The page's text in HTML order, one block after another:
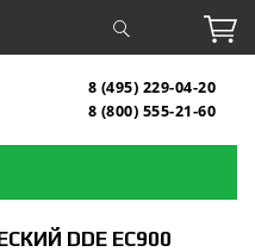
8 (495) 229-04-20
8 (800) 555-21-60
DDE EC900